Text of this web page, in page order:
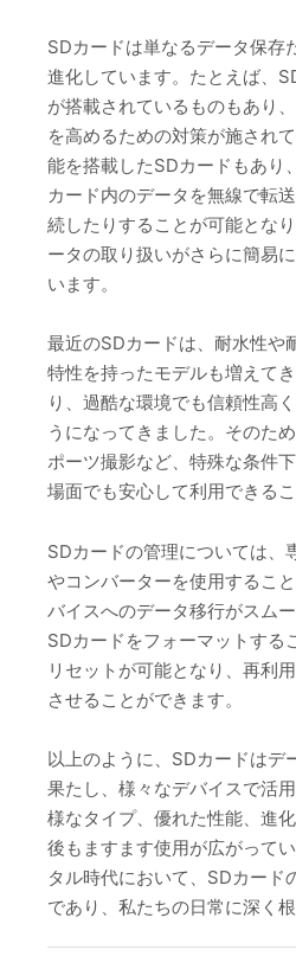
SDカードは単なるデータ保存
進化しています。たとえば、
が搭載されているものもあり
を高めるための対策が施され
能を搭載したSDカードもあり
カード内のデータを無線で転
続したりすることが可能とな
ータの取り扱いがさらに簡易
います。
最近のSDカードは、耐水性や
特性を持ったモデルも増えて
り、過酷な環境でも信頼性高
うになってきました。そのた
ポーツ撮影など、特殊な条件
場面でも安心して利用できる
SDカードの管理については、
やコンバーターを使用するこ
バイスへのデータ移行がスム
SDカードをフォーマットする
リセットが可能となり、再利
させることができます。
以上のように、SDカードはデ
果たし、様々なデバイスで活
様なタイプ、優れた性能、進
後もますます使用が広がって
タル時代において、SDカード
であり、私たちの日常に深く根